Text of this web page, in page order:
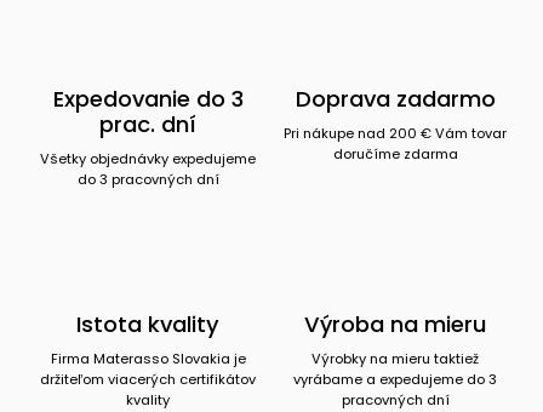
Expedovanie do 3
prac. dní
Všetky objednávky expedujeme
do 3 pracovných dní
Doprava zadarmo
Pri nákupe nad 200 € Vám tovar
doručíme zdarma
Istota kvality
Firma Materasso Slovakia je
držiteľom viacerých certifikátov
kvality
Výroba na mieru
Výrobky na mieru taktiež
vyrábame a expedujeme do 3
pracovných dní